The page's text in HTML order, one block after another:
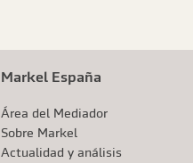
Markel España
Área del Mediador
Sobre Markel
Actualidad y análisis